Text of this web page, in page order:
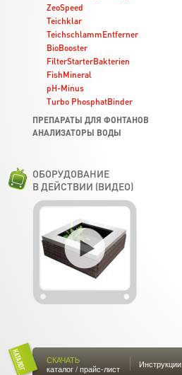
ZeoSpeed
Teichklar
TeichschlammEntferner
BioBooster
FilterStarterBakterien
FishMineral
pH-Minus
Turbo PhosphatBinder
ПРЕПАРАТЫ ДЛЯ ФОНТАНОВ
АНАЛИЗАТОРЫ ВОДЫ
ОБОРУДОВАНИЕ
В ДЕЙСТВИИ (ВИДЕО)
СКАЧАТЬ
каталог / прайс-лист
Инструкции